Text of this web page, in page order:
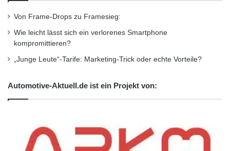
Von Frame-Drops zu Framesieg:
Wie leicht lässt sich ein verlorenes Smartphone
kompromittieren?
„Junge Leute“-Tarife: Marketing-Trick oder echte Vorteile?
Automotive-Aktuell.de ist ein Projekt von: